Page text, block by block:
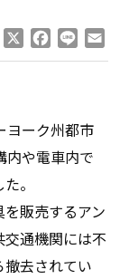
Facebook
Line
ヨーク州都市
内や電車内で
。
販売するアン
通機関には不
去されてい